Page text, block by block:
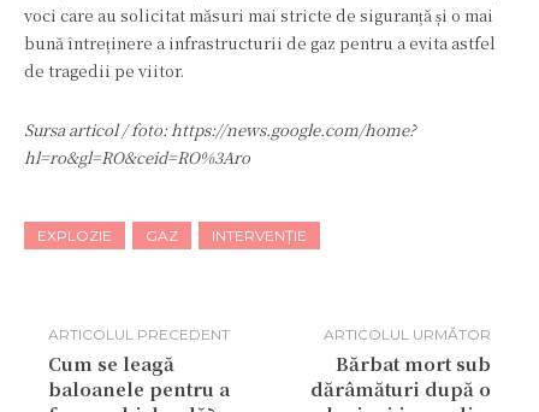
voci care au solicitat măsuri mai stricte de siguranță și o mai
bună întreținere a infrastructurii de gaz pentru a evita astfel
de tragedii pe viitor.
Sursa articol / foto: https://news.google.com/home?
hl=ro&gl=RO&ceid=RO%3Aro
EXPLOZIE GAZ INTERVENȚIE
ARTICOLUL PRECEDENT
Cum se leagă
baloanele pentru a
ARTICOLUL URMĂTOR
Bărbat mort sub
dărâmături după o